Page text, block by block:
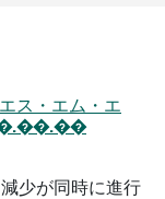
ス・エム・エ
少が同時に進行